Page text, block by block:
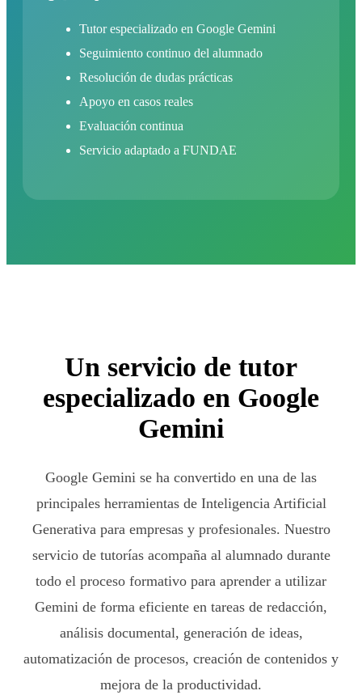
Tutor especializado en Google Gemini
Seguimiento continuo del alumnado
Resolución de dudas prácticas
Apoyo en casos reales
Evaluación continua
Servicio adaptado a FUNDAE
Un servicio de tutor
especializado en Google
Gemini
Google Gemini se ha convertido en una de las
principales herramientas de Inteligencia Artificial
Generativa para empresas y profesionales. Nuestro
servicio de tutorías acompaña al alumnado durante
todo el proceso formativo para aprender a utilizar
Gemini de forma eficiente en tareas de redacción,
análisis documental, generación de ideas,
automatización de procesos, creación de contenidos y
mejora de la productividad.